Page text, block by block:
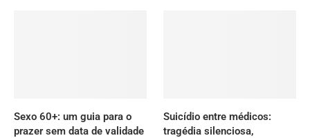
Sexo 60+: um guia para o
prazer sem data de validade
Suicídio entre médicos:
tragédia silenciosa,